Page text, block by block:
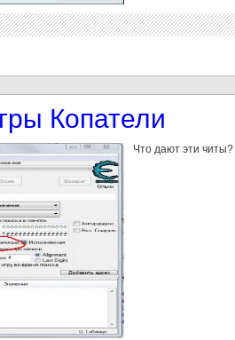
Копатели
Что дают эти